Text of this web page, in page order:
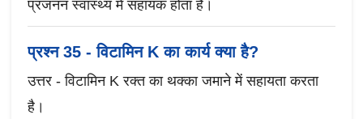
प्रजनन स्वास्थ्य में सहायक होता है।
प्रश्न 35 - विटामिन K का कार्य क्या है?
उत्तर - विटामिन K रक्त का थक्का जमाने में सहायता करता
है।